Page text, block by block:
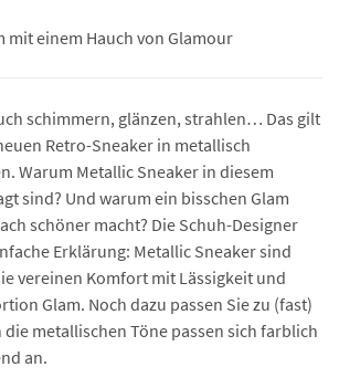
mit einem Hauch von Glamour
schimmern, glänzen, strahlen… Das gilt
Retro-Sneaker in metallisch
Warum Metallic Sneaker in diesem
sind? Und warum ein bisschen Glam
schöner macht? Die Schuh-Designer
Erklärung: Metallic Sneaker sind
vereinen Komfort mit Lässigkeit und
Glam. Noch dazu passen Sie zu (fast)
metallischen Töne passen sich farblich
an.